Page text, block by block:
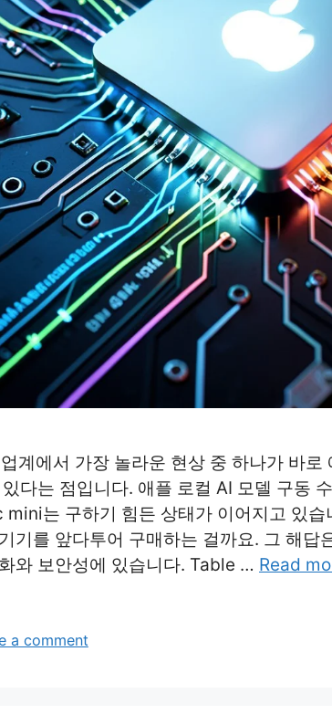
계에서 가장 놀라운 현상 중 하나가 바
다는 점입니다. 애플 로컬 AI 모델 구동
mini는 구하기 힘든 상태가 이어지고 있
기를 앞다투어 구매하는 걸까요. 그 해답
와 보안성에 있습니다. Table … Read
a comment